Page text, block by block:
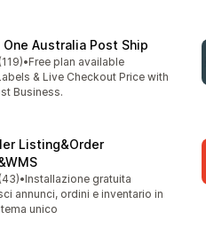
One Australia Post Ship
su 5
totali
•Free plan available
& Live Checkout Price with
Business.
Listing&Order
su 5
totali
•Installazione gratuita
annunci, ordini e inventario in
unico